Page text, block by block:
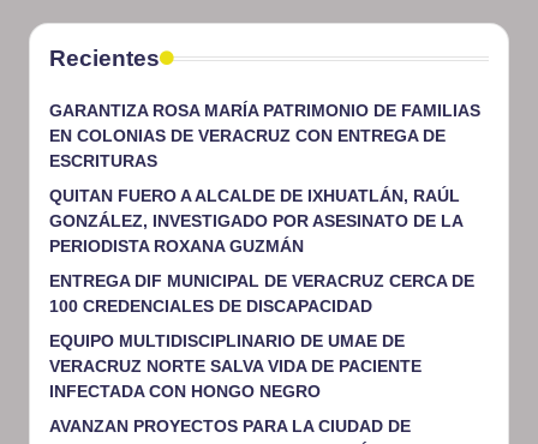
Recientes
GARANTIZA ROSA MARÍA PATRIMONIO DE FAMILIAS
EN COLONIAS DE VERACRUZ CON ENTREGA DE
ESCRITURAS
QUITAN FUERO A ALCALDE DE IXHUATLÁN, RAÚL
GONZÁLEZ, INVESTIGADO POR ASESINATO DE LA
PERIODISTA ROXANA GUZMÁN
ENTREGA DIF MUNICIPAL DE VERACRUZ CERCA DE
100 CREDENCIALES DE DISCAPACIDAD
EQUIPO MULTIDISCIPLINARIO DE UMAE DE
VERACRUZ NORTE SALVA VIDA DE PACIENTE
INFECTADA CON HONGO NEGRO
AVANZAN PROYECTOS PARA LA CIUDAD DE